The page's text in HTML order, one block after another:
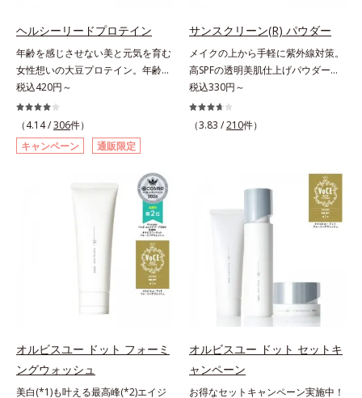
高保湿タイプ（普通肌～超乾性肌）
指します。無油分・無着色・無香
不使用(*5)・パラベンフリー、6つ
のフリー処方で徹底的に肌に寄り添
います。*1 乾燥と敏感をくり返す
こと*2 敏感肌対象連用テスト済
（すべての方のお肌に合うというこ
とではありません）*3 乾燥して敏
アミノ酸（ポリグルタミン酸）配合
＝乾燥を防ぎ、うるおいに満ちた肌
へ導く保湿成分、植物由来アミノ酸
（エルゴチオネイン）配合＝肌を整
え、すこやかに保つ保湿成分、微生
物由来アミノ酸（エクトイン）配合
＝乱れた角層にうるおいを与え、肌
荒れを防ぐ保湿成分*5 ウォッシュ
を除くLM＝さっぱり高保湿タイプ
高保湿タイプ（普通肌～超乾性肌）
指します。無油分・無着色・無香
リーで、徹底的に肌に寄り添いま
す。*1 乾燥と敏感をくり返すこと
*2 敏感肌対象連用テスト済（すべ
ての方のお肌に合うということでは
ありません）*3 乾燥して敏感に感
を防ぎ、うるおいに満ちた肌へ導く
保湿成分、植物由来アミノ酸（エル
ゴチオネイン）配合＝肌を整え、す
こやかに保つ保湿成分、微生物由来
た角層にうるおいを与え、肌荒れを
防ぐ保湿成分
ヘルシーリードプロテイン
年齢を感じさせない美と元気を育む
女性想いの大豆プロテイン。年齢を
感じさせない美と元気を育む、女性
想いの大豆プロテインです。1杯で
不足しがちなたんぱく質を補えま
す。大人女性の食習慣に基づき質と
量を考え、更年世代の女性に人気の
ある脂質が少ないソイプロテイン
（大豆由来の植物性たんぱく質）を
採用しました。吸収が穏やかで、腹
持ちがいいのもポイントです。体を
作る材料であるたんぱく質12g(*1)
をメインに、美を引き出すコラーゲ
ン5,000mgも配合。さらにリズムを
支える鉄分やビタミン6種(*2)、食
美を総合的に支えます。甘さ控えめ
のカフェオレ味、濃厚な抹茶味の2
味展開。プロテイン独特のにおいや
クセが少なく、水に溶けやすいの
税込420円～
（4.14 /306件）
キャンペーン
通販限定
サンスクリーン(R) パウダー
メイクの上から手軽に紫外線対策。
高SPFの透明美肌仕上げパウダー。
メイクの上から手を汚さずに紫外線
対策ができるUVカットパウダーで
す。“素肌のようななめらかな軽
ストタイプ。外出先でも、メイクの
上からササッとUVカットとお直し
が同時にできるお役立ちアイテムで
す。毛穴や色ムラをカバーしながら
秘密は「スムースヴェールパウダー
(*1)」にあります。7種の球状粉体
(*2)が凹凸を埋めて、肌に薄いヴェ
ールをかけるようにカバー。さらに
板状粉体が光を反射して、すっぴん
肌のようなナチュラルなツヤ感を演
出します。また、皮脂を吸着する
「あぶらとりパウダー(*3)」を配合
し、くずれ＆テカリを防いでサラサ
税込330円～
（3.83 /210件）
オルビスユー ドット フォーミ
ングウォッシュ
美白(*1)も叶える最高峰(*2)エイジ
オルビスユー ドット セットキ
ャンペーン
お得なセットキャンペーン実施中！